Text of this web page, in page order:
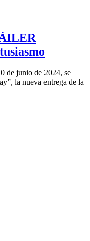
de junio de 2024, se
la nueva entrega de la